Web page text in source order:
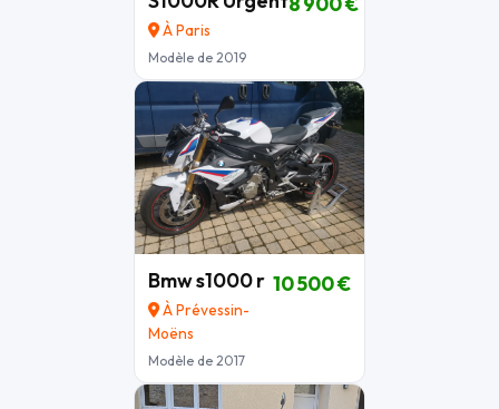
À Paris
Modèle de 2019
Bmw s1000 r
À Prévessin-
Moëns
Modèle de 2017
10 500 €